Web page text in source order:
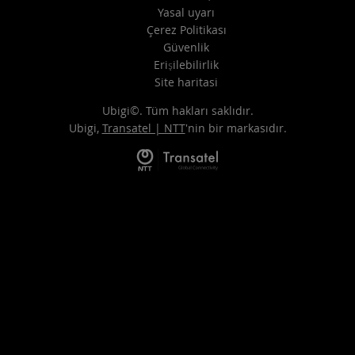
Yasal uyarı
Çerez Politikası
Güvenlik
Erişilebilirlik
Site haritasi
Ubigi©. Tüm hakları saklıdır.
Ubigi, Transatel | NTT'nin bir markasıdır.